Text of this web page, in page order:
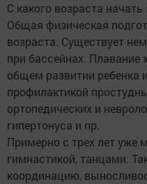
С какого возраста
Общая физическая
возраста. Существует
при бассейнах. Плавание
общем развитии ребенка
профилактикой
ортопедических и
гипертонуса и пр.
Примерно с трех лет уже
гимнастикой, танцами.
координацию,